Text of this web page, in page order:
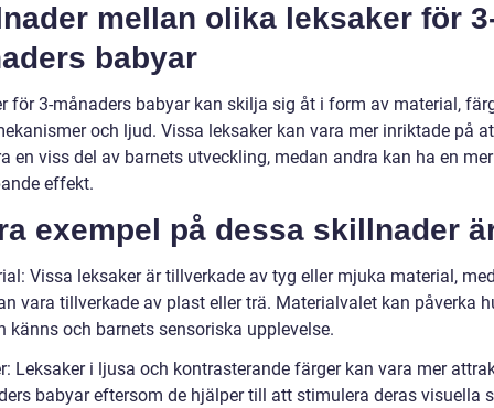
mellan olika leksaker för
babyar
för 3-månaders babyar kan skilja sig åt i form av material,
och ljud. Vissa leksaker kan vara mer inriktade på
en viss del av barnets utveckling, medan andra kan ha en mer
effekt.
exempel på dessa skillnader
Vissa leksaker är tillverkade av tyg eller mjuka material,
vara tillverkade av plast eller trä. Materialvalet kan påverka
känns och barnets sensoriska upplevelse.
Leksaker i ljusa och kontrasterande färger kan vara mer
babyar eftersom de hjälper till att stimulera deras visuella